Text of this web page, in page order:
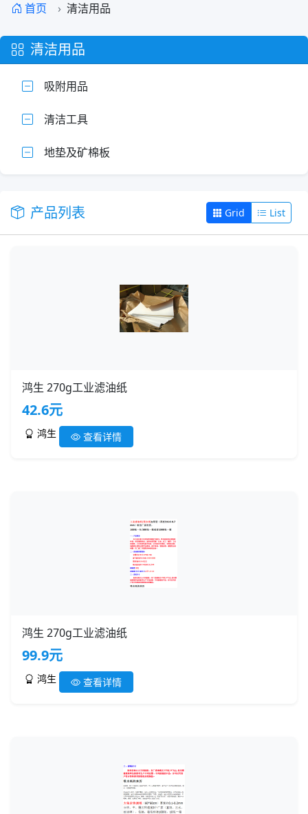
首页 清洁用品
清洁用品
吸附用品
清洁工具
地垫及矿棉板
产品列表 Grid List
鸿生 270g工业滤油纸
42.6元
鸿生 查看详情
鸿生 270g工业滤油纸
99.9元
鸿生 查看详情